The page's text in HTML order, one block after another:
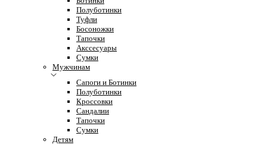
Полуботинки
Туфли
Босоножки
Тапочки
Акссесуары
Сумки
Мужчинам
Сапоги и Ботинки
Полуботинки
Кроссовки
Сандалии
Тапочки
Сумки
Детям